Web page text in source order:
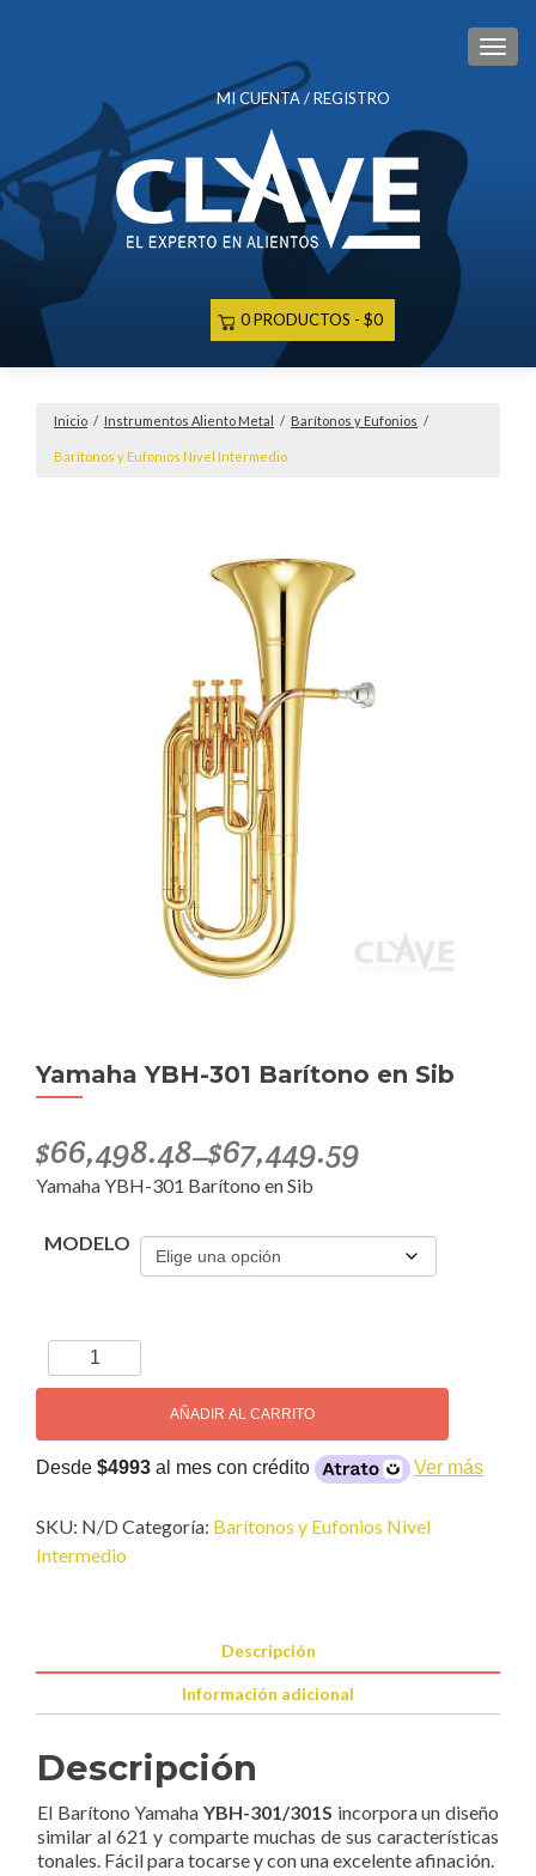
MI CUENTA / REGISTRO
0 PRODUCTOS $0
Inicio / Instrumentos Aliento Metal / Barítonos y Eufonios /
Barítonos y Eufonios Nivel Intermedio
Yamaha YBH-301 Barítono en Sib
$66,498.48–$67,449.59
Yamaha YBH-301 Barítono en Sib
MODELO
Yamaha
YBH-
Barítono
en
cantidad
AÑADIR AL CARRITO
Desde $4993 al mes con crédito Ver más
SKU: N/D Categoría: Barítonos y Eufonios Nivel
Intermedio
Descripción
Información adicional
Descripción
El Barítono Yamaha YBH-301/301S incorpora un diseño
similar al 621 y comparte muchas de sus características
tonales. Fácil para tocarse y con una excelente afinación.